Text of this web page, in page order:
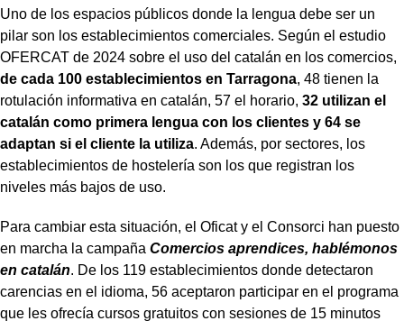
Uno de los espacios públicos donde la lengua debe ser un
pilar son los establecimientos comerciales. Según el estudio
OFERCAT de 2024 sobre el uso del catalán en los comercios,
de cada 100 establecimientos en Tarragona, 48 tienen la
rotulación informativa en catalán, 57 el horario, 32 utilizan el
catalán como primera lengua con los clientes y 64 se
adaptan si el cliente la utiliza. Además, por sectores, los
establecimientos de hostelería son los que registran los
niveles más bajos de uso.
Para cambiar esta situación, el Oficat y el Consorci han puesto
en marcha la campaña Comercios aprendices, hablémonos
en catalán. De los 119 establecimientos donde detectaron
carencias en el idioma, 56 aceptaron participar en el programa
que les ofrecía cursos gratuitos con sesiones de 15 minutos